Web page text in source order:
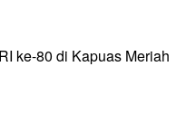
ke-80 di Kapuas Meriah